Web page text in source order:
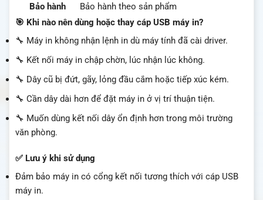
Bảo hành
Bảo hành theo sản phẩm
🎯 Khi nào nên dùng hoặc thay cáp USB máy in?
🔧 Máy in không nhận lệnh in dù máy tính đã cài driver.
🔧 Kết nối máy in chập chờn, lúc nhận lúc không.
🔧 Dây cũ bị đứt, gãy, lỏng đầu cắm hoặc tiếp xúc kém.
🔧 Cần dây dài hơn để đặt máy in ở vị trí thuận tiện.
🔧 Muốn dùng kết nối dây ổn định hơn trong môi trường
văn phòng.
✅ Lưu ý khi sử dụng
Đảm bảo máy in có cổng kết nối tương thích với cáp USB
máy in.